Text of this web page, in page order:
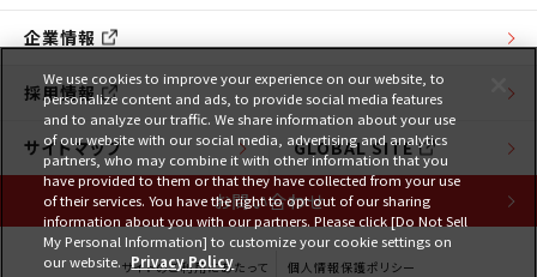
企業情報
採用情報
サイトマップ GLOBAL SITE
お問い合わせ
サイトのご利用にあたって 個人情報保護ポリシー
We use cookies to improve your experience on our website, to
personalize content and ads, to provide social media features
and to analyze our traffic. We share information about your use
of our website with our social media, advertising and analytics
partners, who may combine it with other information that you
have provided to them or that they have collected from your use
of their services. You have the right to opt out of our sharing
information about you with our partners. Please click [Do Not Sell
My Personal Information] to customize your cookie settings on
our website. Privacy Policy